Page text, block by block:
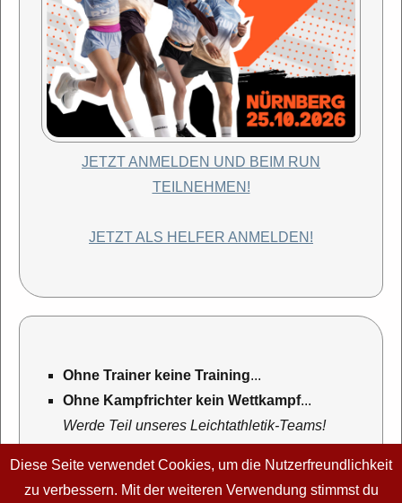
JETZT ANMELDEN UND BEIM RUN
TEILNEHMEN!
JETZT ALS HELFER ANMELDEN!
Ohne Trainer keine Training...
Ohne Kampfrichter kein Wettkampf...
Werde Teil unseres Leichtathletik-Teams!
Diese Seite verwendet Cookies, um die Nutzerfreundlichkeit
zu verbessern. Mit der weiteren Verwendung stimmst du